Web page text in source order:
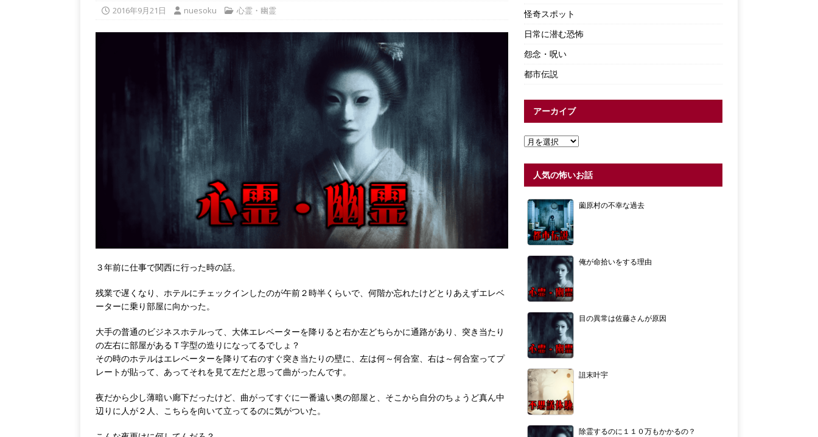
2016年9月21日 nuesoku 心霊・幽霊
３年前に仕事で関西に行った時の話。
残業で遅くなり、ホテルにチェックインしたのが午前２時半くらいで、何階か忘れたけどとりあえずエレベ
ーターに乗り部屋に向かった。
大手の普通のビジネスホテルって、大体エレベーターを降りると右か左どちらかに通路があり、突き当たり
の左右に部屋があるＴ字型の造りになってるでしょ？
その時のホテルはエレベーターを降りて右のすぐ突き当たりの壁に、左は何～何合室、右は～何合室ってプ
レートが貼って、あってそれを見て左だと思って曲がったんです。
夜だから少し薄暗い廊下だったけど、曲がってすぐに一番遠い奥の部屋と、そこから自分のちょうど真ん中
辺りに人が２人、こちらを向いて立ってるのに気がついた。
怪奇スポット
日常に潜む恐怖
怨念・呪い
都市伝説
アーカイブ
人気の怖いお話
薗原村の不幸な過去
俺が命拾いをする理由
目の異常は佐藤さんが原因
詛末叶宇
除霊するのに１１０万もかかるの？